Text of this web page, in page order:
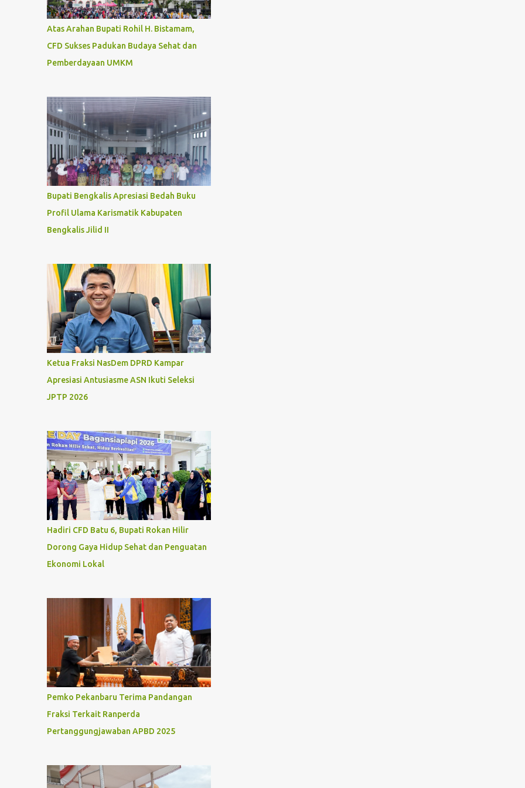
Atas Arahan Bupati Rohil H. Bistamam,
CFD Sukses Padukan Budaya Sehat dan
Pemberdayaan UMKM
Bupati Bengkalis Apresiasi Bedah Buku
Profil Ulama Karismatik Kabupaten
Bengkalis Jilid II
Ketua Fraksi NasDem DPRD Kampar
Apresiasi Antusiasme ASN Ikuti Seleksi
JPTP 2026
Hadiri CFD Batu 6, Bupati Rokan Hilir
Dorong Gaya Hidup Sehat dan Penguatan
Ekonomi Lokal
Pemko Pekanbaru Terima Pandangan
Fraksi Terkait Ranperda
Pertanggungjawaban APBD 2025